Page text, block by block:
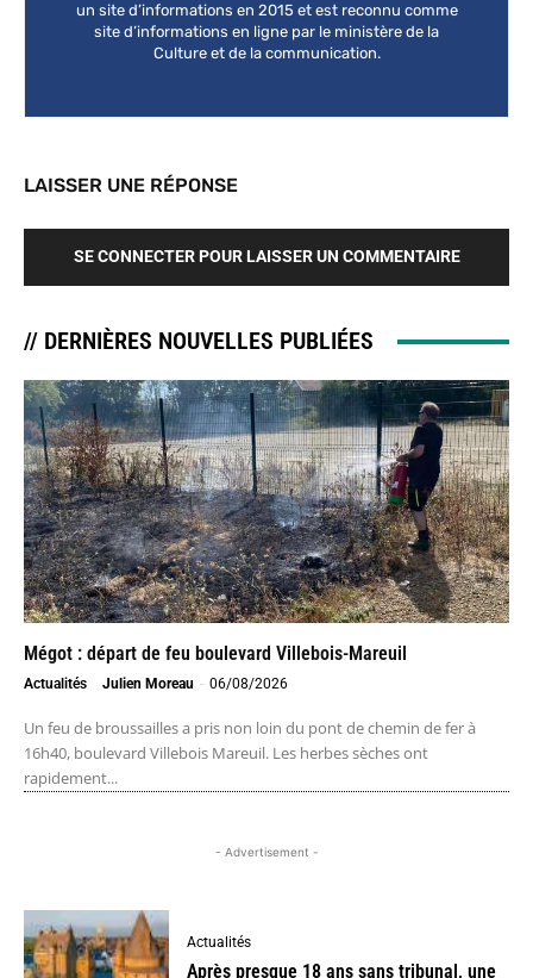
un site d’informations en 2015 et est reconnu comme
site d’informations en ligne par le ministère de la
Culture et de la communication.
LAISSER UNE RÉPONSE
SE CONNECTER POUR LAISSER UN COMMENTAIRE
// DERNIÈRES NOUVELLES PUBLIÉES
Mégot : départ de feu boulevard Villebois-Mareuil
Actualités Julien Moreau - 06/08/2026
Un feu de broussailles a pris non loin du pont de chemin de fer à
16h40, boulevard Villebois Mareuil. Les herbes sèches ont
rapidement...
- Advertisement -
Actualités
Après presque 18 ans sans tribunal, une